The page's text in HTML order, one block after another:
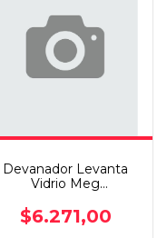
Devanador Levanta
Vidrio Meg
Tr(eng.
$6.271,00